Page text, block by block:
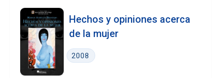
Hechos y opiniones acerca
de la mujer
2008